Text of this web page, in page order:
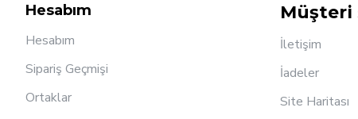
Hesabım
Hesabım
Sipariş Geçmişi
Ortaklar
Müşteri
İletişim
İadeler
Site Haritası